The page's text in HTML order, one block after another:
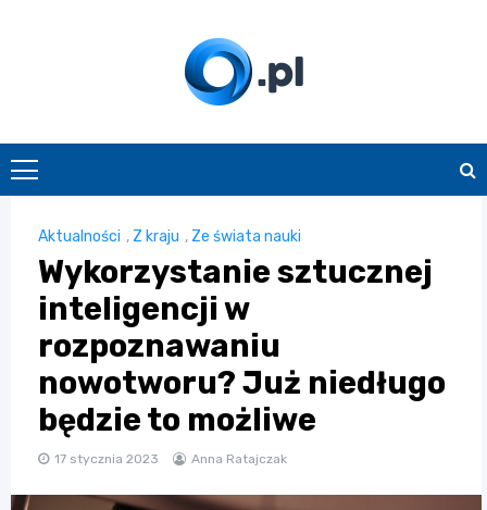
O.pl
Aktualności , Z kraju , Ze świata nauki
Wykorzystanie sztucznej
inteligencji w
rozpoznawaniu
nowotworu? Już niedługo
będzie to możliwe
17 stycznia 2023 Anna Ratajczak